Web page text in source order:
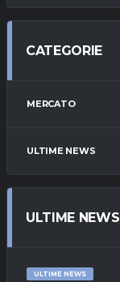
CATEGORIE
MERCATO
ULTIME NEWS
ULTIME NEWS
ULTIME NEWS